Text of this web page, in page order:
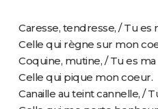
Caresse, tendresse, / Tu es
Celle qui règne sur mon
Coquine, mutine, / Tu es
Celle qui pique mon coeur.
Canaille au teint cannelle, /